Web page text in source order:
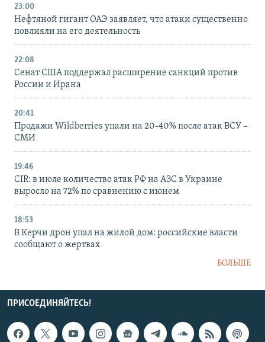
23:00
Нефтяной гигант ОАЭ заявляет, что атаки существенно
повлияли на его деятельность
22:08
Сенат США поддержал расширение санкций против
России и Ирана
20:41
Продажи Wildberries упали на 20-40% после атак ВСУ –
СМИ
19:46
CIR: в июле количество атак РФ на АЗС в Украине
выросло на 72% по сравнению с июнем
18:53
В Керчи дрон упал на жилой дом: российские власти
сообщают о жертвах
БОЛЬШЕ
ПРИСОЕДИНЯЙТЕСЬ!